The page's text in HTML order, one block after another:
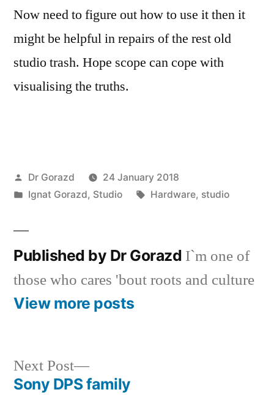
Now need to figure out how to use it then it
might be helpful in repairs of the rest old
studio trash. Hope scope can cope with
visualising the truths.
Posted
by
Dr Gorazd
24 January 2018
Posted
Ignat Gorazd, Studio Tags:
Hardware, studio
Published by Dr Gorazd I`m one of
those who cares 'bout roots and culture
View more posts
Next Post
Next
post:
Sony DPS family